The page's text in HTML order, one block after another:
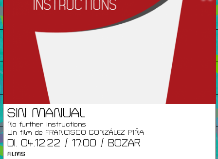
SIN MANUAL
No further instructions
Un film de FRANCISCO GONZÁLEZ PIÑA
DI. 04.12.22 / 17:00 / BOZAR
FILMS
Éditions
Artists Print
Podcasts
À Propos
Infos Pratiques